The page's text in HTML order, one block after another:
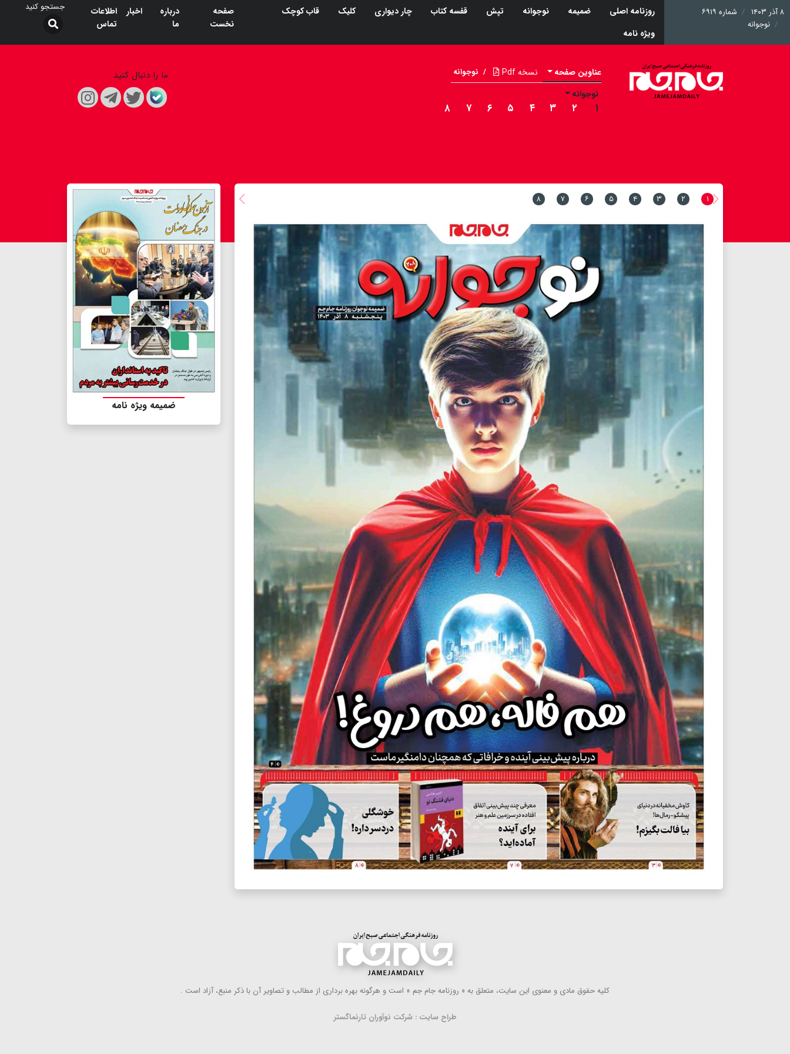
۸ آذر ۱۴۰۳
شماره ۶۹۱۹
نوجوانه
روزنامه اصلی ضمیمه نوجوانه تپش قفسه کتاب چار دیواری کلیک
قاب کوچک
ویژه نامه
صفحه
نخست
درباره
ما
اخبار
اطلاعات
تماس
عناوین صفحه نسخه Pdf / نوجوانه
نوجوانه
۱ ۲ ۳ ۴ ۵ ۶ ۷ ۸
ما را دنبال کنید
۱ ۲ ۳ ۴ ۵ ۶ ۷ ۸
ضمیمه ویژه نامه
كلیه حقوق مادی و معنوی این سایت، متعلق به « روزنامه جام جم » است و هرگونه بهره ‌برداری از مطالب و تصاویر آن با ذكر منبع، آزاد است .
طراح سایت : شرکت نوآوران تارنماگستر